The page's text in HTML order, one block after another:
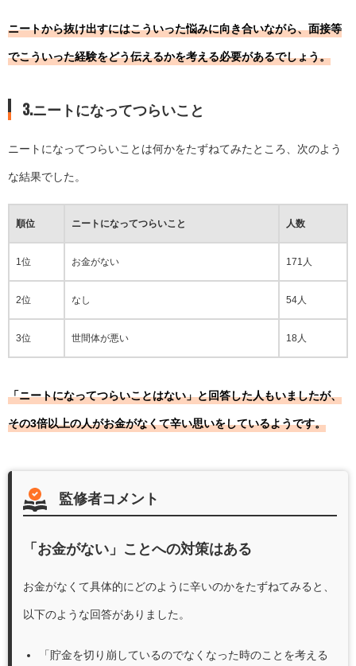
ニートから抜け出すにはこういった悩みに向き合いながら、面接等
でこういった経験をどう伝えるかを考える必要があるでしょう。
3.ニートになってつらいこと
ニートになってつらいことは何かをたずねてみたところ、次のよう
な結果でした。
順位 ニートになってつらいこと 人数
1位 お金がない 171人
2位 なし 54人
3位 世間体が悪い 18人
「ニートになってつらいことはない」と回答した人もいましたが、
その3倍以上の人がお金がなくて辛い思いをしているようです。
監修者コメント
「お金がない」ことへの対策はある
お金がなくて具体的にどのように辛いのかをたずねてみると、
以下のような回答がありました。
「貯金を切り崩しているのでなくなった時のことを考える